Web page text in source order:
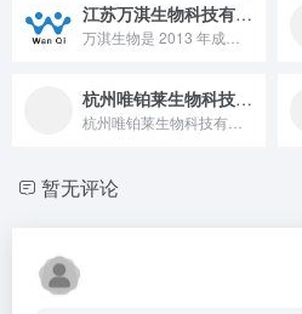
江苏万淇生物科技有限公司
杭州唯铂莱生物科技有限公司
暂无评论